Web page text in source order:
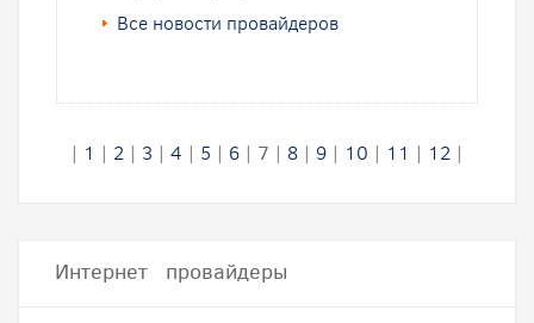
Все новости провайдеров
| 1 | 2 | 3 | 4 | 5 | 6 | 7 | 8 | 9 | 10 | 11 | 12 |
Интернет провайдеры